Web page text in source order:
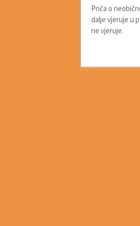
Priča o
dalje vjeruje u
ne vjeruje.